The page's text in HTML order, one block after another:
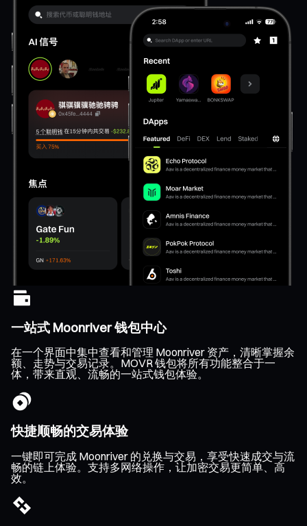
一站式 Moonriver 钱包中心
在一个界面中集中查看和管理 Moonriver 资产，清晰掌握余
额、走势与交易记录。MOVR 钱包将所有功能整合于一
体，带来直观、流畅的一站式钱包体验。
快捷顺畅的交易体验
一键即可完成 Moonriver 的兑换与交易，享受快速成交与流
畅的链上体验。支持多网络操作，让加密交易更简单、高
效。